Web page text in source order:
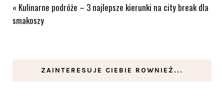
« Kulinarne podróże – 3 najlepsze kierunki na city break dla
smakoszy
ZAINTERESUJE CIEBIE ROWNIEŻ...